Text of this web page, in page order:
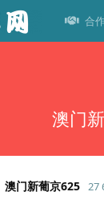
合
澳门
澳门新葡京625 27